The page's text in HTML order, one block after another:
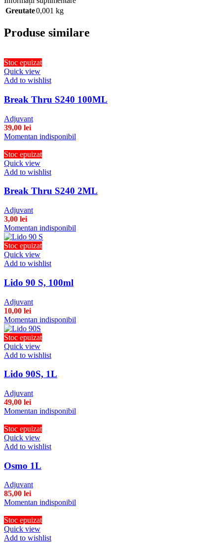
Greutate0,001 kg
Produse similare
Stoc epuizat
Quick view
Add to wishlist
Break Thru S240 100ML
Adjuvant
39,00 lei
Momentan indisponibil
Stoc epuizat
Quick view
Add to wishlist
Break Thru S240 2ML
Adjuvant
3,00 lei
Momentan indisponibil
Stoc epuizat
Quick view
Add to wishlist
Lido 90 S, 100ml
Adjuvant
10,00 lei
Momentan indisponibil
Stoc epuizat
Quick view
Add to wishlist
Lido 90S, 1L
Adjuvant
49,00 lei
Momentan indisponibil
Stoc epuizat
Quick view
Add to wishlist
Osmo 1L
Adjuvant
85,00 lei
Momentan indisponibil
Stoc epuizat
Quick view
Add to wishlist